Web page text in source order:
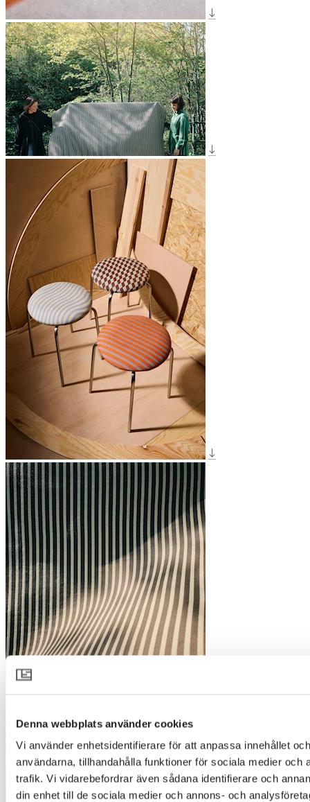
Denna webbplats använder cookies
Vi använder enhetsidentifierare för att anpassa innehållet
användarna, tillhandahålla funktioner för sociala medier och
trafik. Vi vidarebefordrar även sådana identifierare och
din enhet till de sociala medier och annons- och